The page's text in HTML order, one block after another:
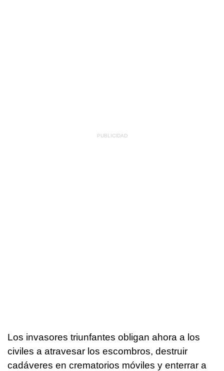
Los invasores triunfantes obligan ahora a los
civiles a atravesar los escombros, destruir
cadáveres en crematorios móviles y enterrar a